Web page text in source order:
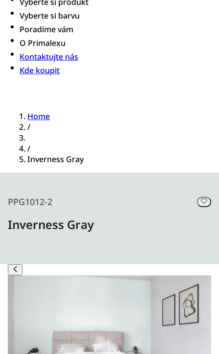
Vyberte si barvu
Poradíme vám​
O Primalexu
Kontaktujte nás
Kde koupit
Home
/
/
Inverness Gray
PPG1012-2
Inverness Gray